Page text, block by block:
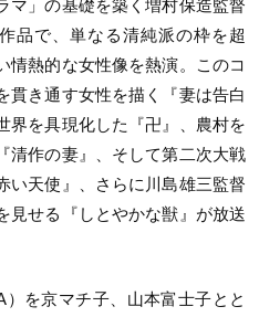
マ」の基礎を築く増村保造監督
品で、単なる清純派の枠を超
情熱的な女性像を熱演。このコ
貫き通す女性を描く『妻は告白
界を具現化した『卍』、農村を
清作の妻』、そして第二次大戦
い天使』、さらに川島雄三監督
見せる『しとやかな獣』が放送
を京マチ子、山本富士子とと